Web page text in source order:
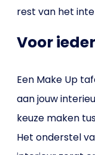
rest van het
Voor
Een Make Up
aan jouw
keuze maken
Het onderstel